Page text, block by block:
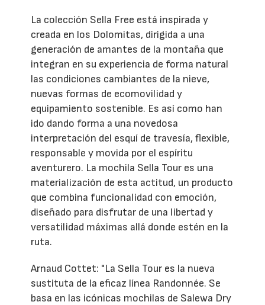
La colección Sella Free está inspirada y
creada en los Dolomitas, dirigida a una
generación de amantes de la montaña que
integran en su experiencia de forma natural
las condiciones cambiantes de la nieve,
nuevas formas de ecomovilidad y
equipamiento sostenible. Es así como han
ido dando forma a una novedosa
interpretación del esquí de travesía, flexible,
responsable y movida por el espíritu
aventurero. La mochila Sella Tour es una
materialización de esta actitud, un producto
que combina funcionalidad con emoción,
diseñado para disfrutar de una libertad y
versatilidad máximas allá donde estén en la
ruta.
Arnaud Cottet: "La Sella Tour es la nueva
sustituta de la eficaz línea Randonnée. Se
basa en las icónicas mochilas de Salewa Dry